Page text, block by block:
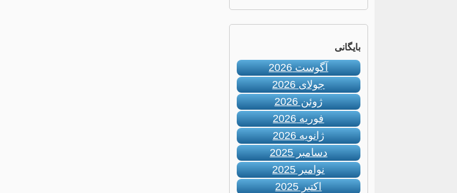
بایگانی
آگوست 2026
جولای 2026
ژوئن 2026
فوریه 2026
ژانویه 2026
دسامبر 2025
نوامبر 2025
اکتبر 2025